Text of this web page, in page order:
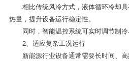
相比传统风冷方式，液体循环冷却具
热量，提升设备运行稳定性。
同时，智能温控系统可实时调节制冷
2、适应复杂工况运行
新能源行业设备通常需要长时间、高